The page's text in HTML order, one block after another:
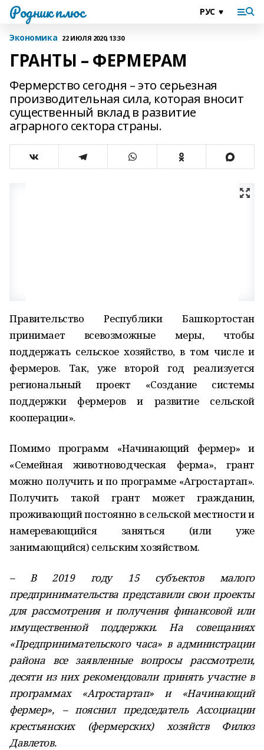
Родник плюс
Экономика 22 ИЮЛЯ 2020, 13:30
ГРАНТЫ – ФЕРМЕРАМ
Фермерство сегодня – это серьезная
производительная сила, которая вносит
существенный вклад в развитие
аграрного сектора страны.
Правительство Республики Башкортостан
принимает всевозможные меры, чтобы
поддержать сельское хозяйство, в том числе и
фермеров. Так, уже второй год реализуется
региональный проект «Создание системы
поддержки фермеров и развитие сельской
кооперации».
Помимо программ «Начинающий фермер» и
«Семейная животноводческая ферма», грант
можно получить и по программе «Агростартап».
Получить такой грант может гражданин,
проживающий постоянно в сельской местности и
намеревающийся заняться (или уже
занимающийся) сельским хозяйством.
– В 2019 году 15 субъектов малого
предпринимательства представили свои проекты
для рассмотрения и получения финансовой или
имущественной поддержки. На совещаниях
«Предпринимательского часа» в администрации
района все заявленные воп­росы рассмотрели,
десяти из них рекомендовали принять участие в
программах «Агростартап» и «Начинающий
фермер», – пояснил председатель Ассоциации
крестьянских (фермерских) хозяйств Филюз
Давлетов.